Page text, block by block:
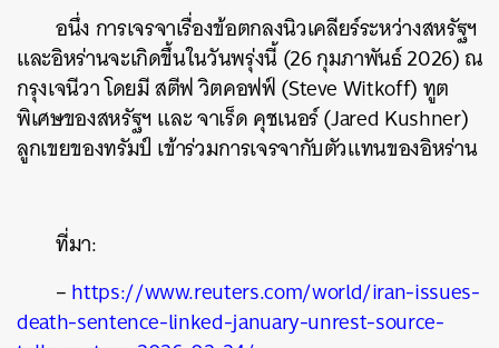
อนึ่ง การเจรจาเรื่องข้อตกลงนิวเคลียร์ระหว่างสหรัฐฯ
และอิหร่านจะเกิดขึ้นในวันพรุ่งนี้ (26 กุมภาพันธ์ 2026) ณ
กรุงเจนีวา โดยมี สตีฟ วิตคอฟฟ์ (Steve Witkoff) ทูต
พิเศษของสหรัฐฯ และ จาเร็ด คุชเนอร์ (Jared Kushner)
ลูกเขยของทรัมป์ เข้าร่วมการเจรจากับตัวแทนของอิหร่าน
ที่มา:
–https://www.reuters.com/world/iran-issues-
death-sentence-linked-january-unrest-source-